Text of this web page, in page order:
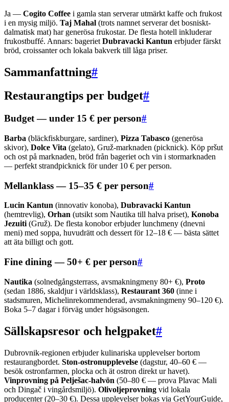
Ja — Cogito Coffee i gamla stan serverar utmärkt kaffe och frukost
i en mysig miljö. Taj Mahal (trots namnet serverar det bosniskt-
dalmatisk mat) har generösa frukostar. De flesta hotell inkluderar
frukostbuffé. Annars: bageriet Dubravacki Kantun erbjuder färskt
bröd, croissanter och lokala bakverk till låga priser.
Sammanfattning#
Restaurangtips per budget#
Budget — under 15 € per person#
Barba (bläckfiskburgare, sardiner), Pizza Tabasco (generösa
skivor), Dolce Vita (gelato), Gruž-marknaden (picknick). Köp pršut
och ost på marknaden, bröd från bageriet och vin i stormarknaden
— perfekt strandpicknick för under 10 € per person.
Mellanklass — 15–35 € per person#
Lucin Kantun (innovativ konoba), Dubravacki Kantun
(hemtrevlig), Orhan (utsikt som Nautika till halva priset), Konoba
Jezuiti(Gruž). De flesta konobor erbjuder lunchmeny (dnevni
meni) med soppa, huvudrätt och dessert för 12–18 € — bästa sättet
att äta billigt och gott.
Fine dining — 50+ € per person#
Nautika (solnedgångsterrass, avsmakningmeny 80+ €), Proto
(sedan 1886, skaldjur i världsklass), Restaurant 360 (inne i
stadsmuren, Michelinrekommenderad, avsmakningmeny 90–120 €).
Boka 5–7 dagar i förväg under högsäsongen.
Sällskapsresor och helgpaket#
Dubrovnik-regionen erbjuder kulinariska upplevelser bortom
restaurangbordet. Ston-ostronupplevelse (dagstur, 40–60 € —
besök ostronfarmen, plocka och ät ostron direkt ur havet).
Vinprovning på Pelješac-halvön (50–80 € — prova Plavac Mali
och Dingač i vingårdsmiljö). Olivoljeprovning vid lokala
producenter (20–30 €). Dessa upplevelser bokas via GetYourGuide,